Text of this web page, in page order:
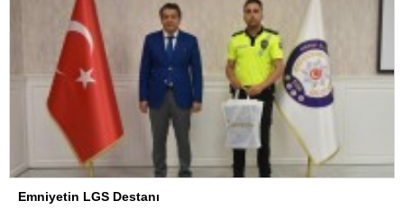
Emniyetin LGS Destanı